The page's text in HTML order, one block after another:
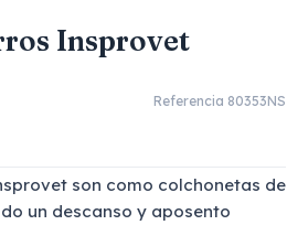
Insprovet
Referencia 80353NS
son como colchonetas de
un descanso y aposento